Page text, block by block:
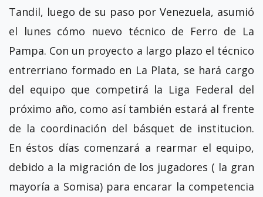
Tandil, luego de su paso por Venezuela, asumió
el lunes cómo nuevo técnico de Ferro de La
Pampa. Con un proyecto a largo plazo el técnico
entrerriano formado en La Plata, se hará cargo
del equipo que competirá la Liga Federal del
próximo año, como así también estará al frente
de la coordinación del básquet de institucion.
En éstos días comenzará a rearmar el equipo,
debido a la migración de los jugadores ( la gran
mayoría a Somisa) para encarar la competencia